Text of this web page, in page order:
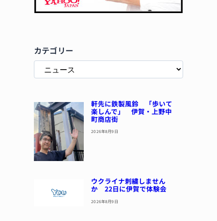
カテゴリー
軒先に鉄製風鈴 「歩いて
楽しんで」 伊賀・上野中
町商店街
2026年8月9日
ウクライナ刺繍しません
か 22日に伊賀で体験会
2026年8月9日